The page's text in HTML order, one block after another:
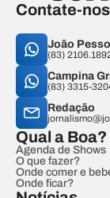
Contate-nos
João
(83)
Campina
(83) 3315-
Redação
Qual a Boa?
Agenda de Shows
O que fazer?
Onde comer e
Onde ficar?